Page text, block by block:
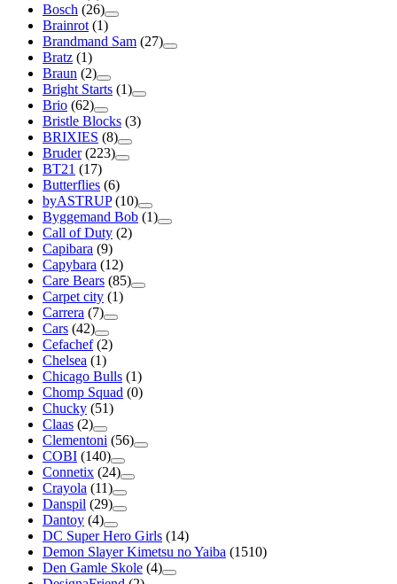
Bosch (26)
Brainrot (1)
Brandmand Sam (27)
Bratz (1)
Braun (2)
Bright Starts (1)
Brio (62)
Bristle Blocks (3)
BRIXIES (8)
Bruder (223)
BT21 (17)
Butterflies (6)
byASTRUP (10)
Byggemand Bob (1)
Call of Duty (2)
Capibara (9)
Capybara (12)
Care Bears (85)
Carpet city (1)
Carrera (7)
Cars (42)
Cefachef (2)
Chelsea (1)
Chicago Bulls (1)
Chomp Squad (0)
Chucky (51)
Claas (2)
Clementoni (56)
COBI (140)
Connetix (24)
Crayola (11)
Danspil (29)
Dantoy (4)
DC Super Hero Girls (14)
Demon Slayer Kimetsu no Yaiba (1510)
Den Gamle Skole (4)